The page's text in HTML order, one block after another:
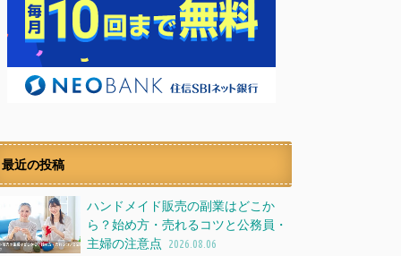
最近の投稿
ハンドメイド販売の副業はどこか
ら？始め方・売れるコツと公務員・
主婦の注意点
2026.08.06